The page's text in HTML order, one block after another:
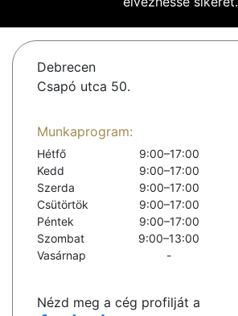
Debrecen
Csapó utca 50.
Munkaprogram:
Hétfő
9:00–17:00
Kedd
9:00–17:00
Szerda
9:00–17:00
Csütörtök
9:00–17:00
Péntek
9:00–17:00
Szombat
9:00–13:00
Vasárnap
-
Nézd meg a cég profilját a